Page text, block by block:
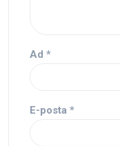
Ad *
E-posta *